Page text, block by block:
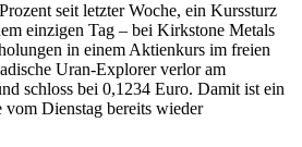
seit letzter Woche, ein Kurssturz
einzigen Tag – bei Kirkstone Metals
in einem Aktienkurs im freien
Uran-Explorer verlor am
schloss bei 0,1234 Euro. Damit ist ein
Dienstag bereits wieder